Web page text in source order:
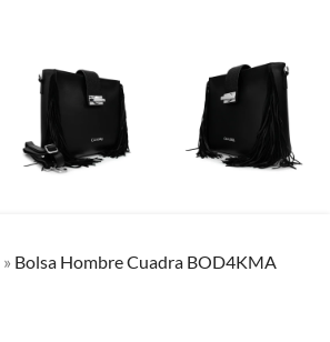
» Bolsa Hombre Cuadra BOD4KMA